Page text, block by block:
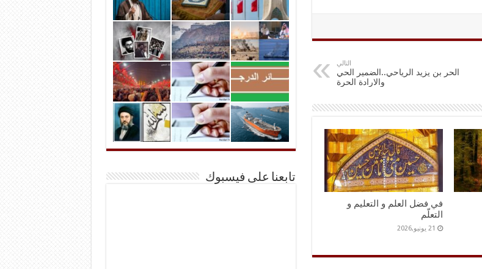
التالي
الحر بن يزيد الرياحي..الضمير الحي
والارادة الحرة
في فضل العلم و التعليم و
التعلّم
21 يونيو,2026
تابعنا على فيسبوك